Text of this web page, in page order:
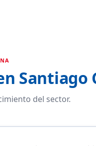
Santiago
del sector.